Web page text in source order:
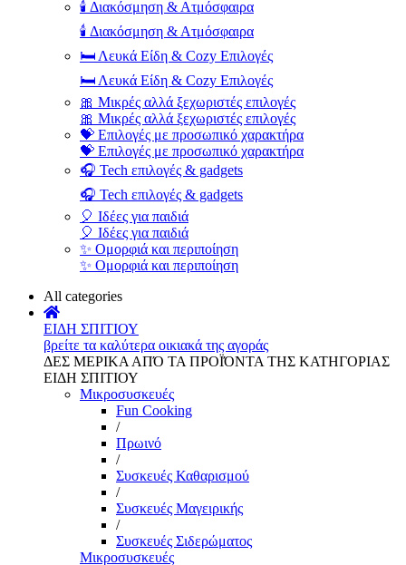
🕯️ Διακόσμηση & Ατμόσφαιρα
🕯️ Διακόσμηση & Ατμόσφαιρα
🛏️ Λευκά Είδη & Cozy Επιλογές
🛏️ Λευκά Είδη & Cozy Επιλογές
🎀 Μικρές αλλά ξεχωριστές επιλογές
🎀 Μικρές αλλά ξεχωριστές επιλογές
💝 Επιλογές με προσωπικό χαρακτήρα
💝 Επιλογές με προσωπικό χαρακτήρα
🎧 Tech επιλογές & gadgets
🎧 Tech επιλογές & gadgets
🎈 Ιδέες για παιδιά
🎈 Ιδέες για παιδιά
✨ Ομορφιά και περιποίηση
✨ Ομορφιά και περιποίηση
All categories
ΕΙΔΗ ΣΠΙΤΙΟΥ
βρείτε τα καλύτερα οικιακά της αγοράς
ΔΕΣ ΜΕΡΙΚΑ ΑΠΌ ΤΑ ΠΡΟΪΌΝΤΑ ΤΗΣ ΚΑΤΗΓΟΡΙΑΣ
ΕΙΔΗ ΣΠΙΤΙΟΥ
Μικροσυσκευές
Fun Cooking
/
Πρωινό
/
Συσκευές Καθαρισμού
/
Συσκευές Μαγειρικής
/
Συσκευές Σιδερώματος
Μικροσυσκευές